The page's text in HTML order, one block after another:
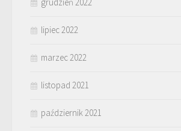
lipiec 2022
marzec 2022
listopad 2021
październik 2021